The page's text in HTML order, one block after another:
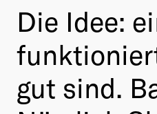
Die Idee:
gut sind.